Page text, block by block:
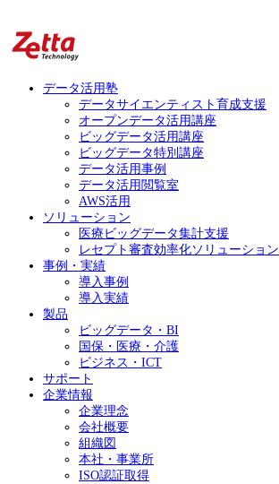
データ活用塾
データサイエンティスト育成支援
オープンデータ活用講座
ビッグデータ活用講座
ビッグデータ特別講座
データ活用事例
データ活用閲覧室
AWS活用
ソリューション
医療ビッグデータ集計支援
レセプト審査効率化ソリューション
事例・実績
導入事例
導入実績
製品
ビッグデータ・BI
国保・医療・介護
ビジネス・ICT
サポート
企業情報
企業理念
会社概要
組織図
本社・事業所
ISO認証取得